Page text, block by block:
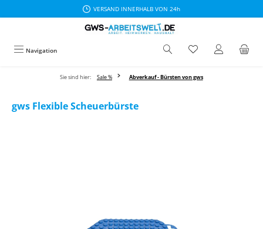
VERSAND INNERHALB VON 24h
Navigation
Sie sind hier: Sale % Abverkauf - Bürsten von gws
gws Flexible Scheuerbürste